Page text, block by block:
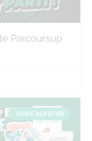
Parcoursup
GUIDE AUFUTUR